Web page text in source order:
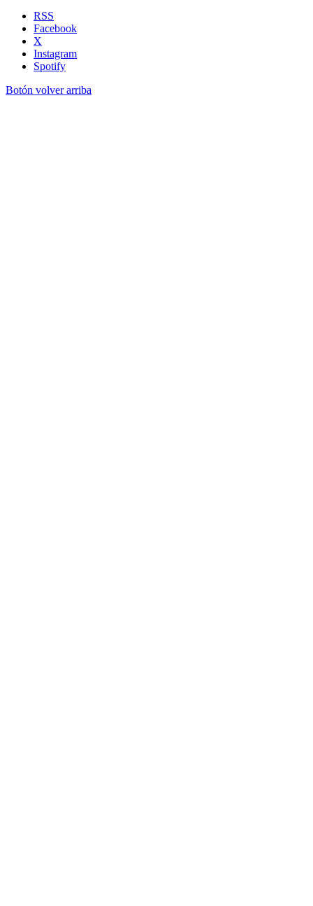
RSS
Facebook
X
Instagram
Spotify
Botón volver arriba